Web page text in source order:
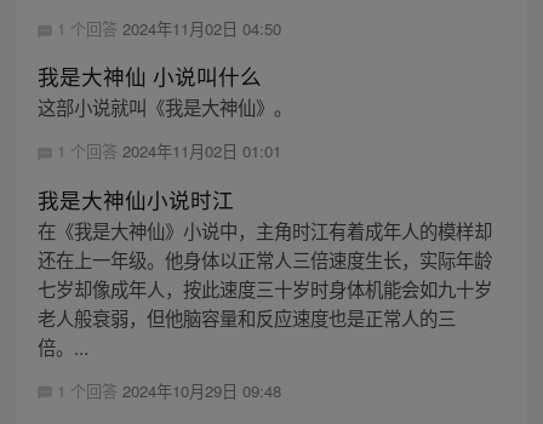
1 个回答 2024年11月02日 04:50
我是大神仙 小说叫什么
这部小说就叫《我是大神仙》。
1 个回答 2024年11月02日 01:01
我是大神仙小说时江
在《我是大神仙》小说中，主角时江有着成年人的模样却
还在上一年级。他身体以正常人三倍速度生长，实际年龄
七岁却像成年人，按此速度三十岁时身体机能会如九十岁
老人般衰弱，但他脑容量和反应速度也是正常人的三
倍。...
1 个回答 2024年10月29日 09:48